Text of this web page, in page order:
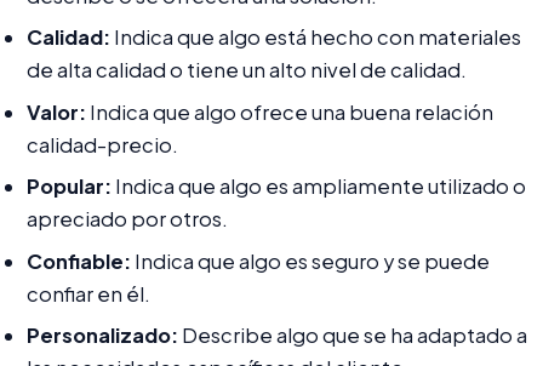
Calidad: Indica que algo está hecho con materiales
de alta calidad o tiene un alto nivel de calidad.
Valor: Indica que algo ofrece una buena relación
calidad-precio.
Popular: Indica que algo es ampliamente utilizado o
apreciado por otros.
Confiable: Indica que algo es seguro y se puede
confiar en él.
Personalizado: Describe algo que se ha adaptado a